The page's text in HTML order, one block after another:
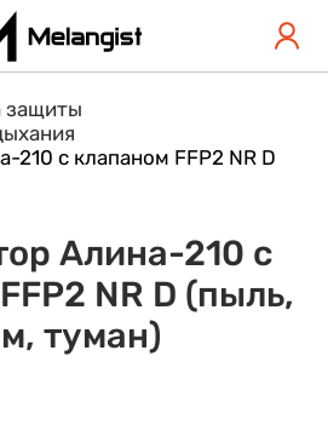
защиты
210 с клапаном FFР2 NR D
Алина-210 с
NR D (пыль,
туман)